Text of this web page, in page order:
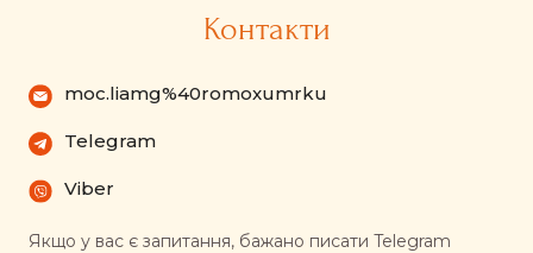
Контакти
moc.liamg%40romoxumrku
Telegram
Viber
Якщо у вас є запитання, бажано писати Telegram